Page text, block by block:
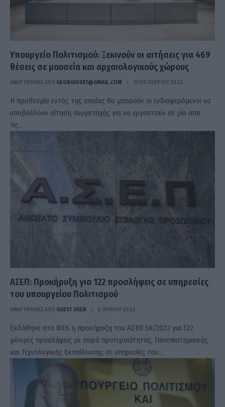
Υπουργείο Πολιτισμού: Ξεκινούν οι αιτήσεις για 469
θέσεις σε μουσεία και αρχαιολογικούς χώρους
ΑΝΑΡΤΗΘΗΚΕ ΑΠΟ GEORGIOSXT@GMAIL.COM 21 ΟΚΤΩΒΡΊΟΥ 2022
Η προθεσμία εντός της οποίας θα μπορούν οι ενδιαφερόμενοι να
υποβάλλουν αίτηση συμμετοχής για να εργαστούν σε μία από
τις…
ΑΣΕΠ: Προκήρυξη για 122 προσλήψεις σε υπηρεσίες
του υπουργείου Πολιτισμού
ΑΝΑΡΤΗΘΗΚΕ ΑΠΟ GUEST USER 6 ΙΟΥΛΊΟΥ 2022
Εκδόθηκε στο ΦΕΚ η προκήρυξη του ΑΣΕΠ 5Κ/2022 για 122
μόνιμες προσλήψεις με σειρά προτεραιότητας, Πανεπιστημιακής
και Τεχνολογικής Εκπαίδευσης σε υπηρεσίες του…